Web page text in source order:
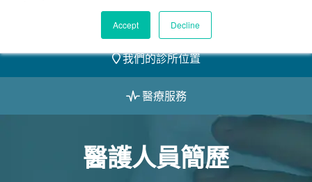
Accept Decline
我們的醫護團隊
我們的診所位置
醫療服務
醫護人員簡歷